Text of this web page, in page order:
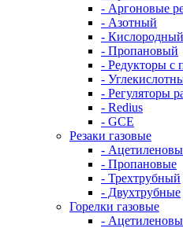
- Аргоновые
- Азотный
- Кислородный
- Пропановый
- Редукторы с
-
- Регуляторы
- Redius
- GCE
Резаки газовые
-
- Пропановые
- Трехтрубный
- Двухтрубные
Горелки газовые
-